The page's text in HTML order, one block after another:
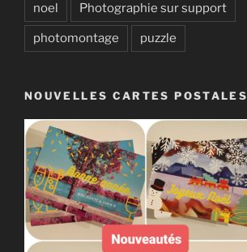
noel Photographie sur support
photomontage puzzle
NOUVELLES CARTES POSTALES